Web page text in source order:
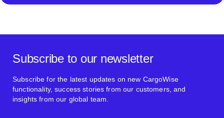
Subscribe to our newsletter
Subscribe for the latest updates on new CargoWise
functionality, success stories from our customers, and
insights from our global team.